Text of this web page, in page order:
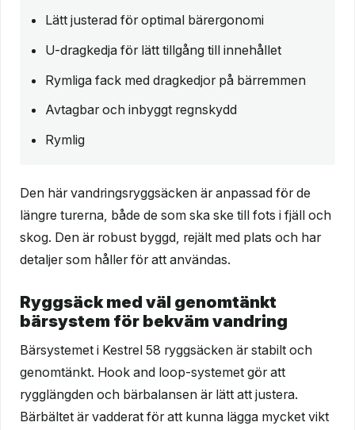
Lätt justerad för optimal bärergonomi
U-dragkedja för lätt tillgång till innehållet
Rymliga fack med dragkedjor på bärremmen
Avtagbar och inbyggt regnskydd
Rymlig
Den här vandringsryggsäcken är anpassad för de
längre turerna, både de som ska ske till fots i fjäll och
skog. Den är robust byggd, rejält med plats och har
detaljer som håller för att användas.
Ryggsäck med väl genomtänkt
bärsystem för bekväm vandring
Bärsystemet i Kestrel 58 ryggsäcken är stabilt och
genomtänkt. Hook and loop-systemet gör att
rygglängden och bärbalansen är lätt att justera.
Bärbältet är vadderat för att kunna lägga mycket vikt